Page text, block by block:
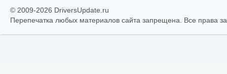
© 2009-2026 DriversUpdate.ru
Перепечатка любых материалов сайта запрещена. Все права